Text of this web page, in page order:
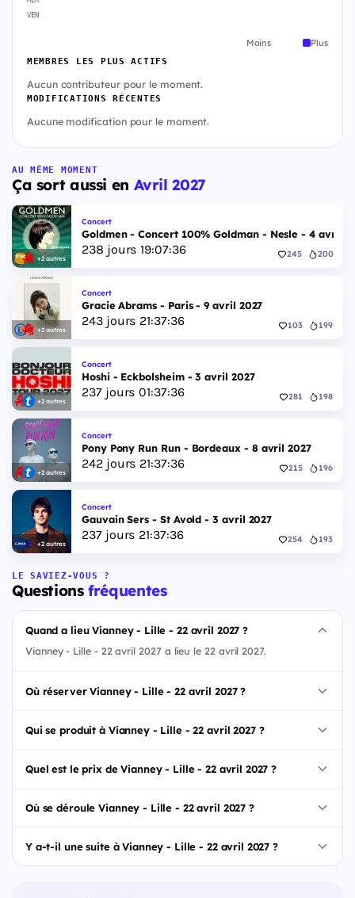
VEN
Moins Plus
MEMBRES LES PLUS ACTIFS
Aucun contributeur pour le moment.
MODIFICATIONS RÉCENTES
Aucune modification pour le moment.
AU MÊME MOMENT
Ça sort aussi en Avril 2027
+2 autres
Concert
Goldmen - Concert 100% Goldman - Nesle - 4 avril
238 jours 19:07:35 245 200
+2 autres
Concert
Gracie Abrams - Paris - 9 avril 2027
243jours 21:37:35 103 199
+2 autres
Concert
Hoshi - Eckbolsheim - 3 avril 2027
237jours 01:37:35 281 198
+2 autres
Concert
Pony Pony Run Run - Bordeaux - 8 avril 2027
242jours 21:37:35 215 196
+2 autres
Concert
Gauvain Sers - St Avold - 3 avril 2027
237jours 21:37:35 254 193
LE SAVIEZ-VOUS ?
Questionsfréquentes
Quand a lieu Vianney - Lille - 22 avril 2027 ?
Vianney - Lille - 22 avril 2027 a lieu le 22 avril 2027.
Où réserver Vianney - Lille - 22 avril 2027 ?
Qui se produit à Vianney - Lille - 22 avril 2027 ?
Quel est le prix de Vianney - Lille - 22 avril 2027 ?
Où se déroule Vianney - Lille - 22 avril 2027 ?
Y a-t-il une suite à Vianney - Lille - 22 avril 2027 ?